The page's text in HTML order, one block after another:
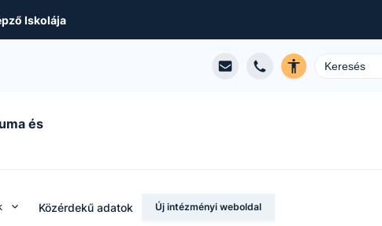
Iskolája
és
Közérdekű adatok Új intézményi weboldal